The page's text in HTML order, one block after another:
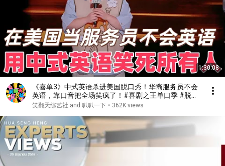
1:30:08
《喜单3》中式英语杀进美国脱口秀！华裔服务员不会
英语，靠口音把全场笑疯了！#喜剧之王单口季 #脱口
秀 #搞笑 #喜剧 #funny #综艺
笑翻天综艺社 and 叭叭一下 • 362K views